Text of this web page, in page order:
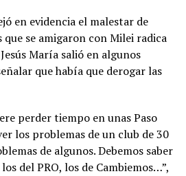
en evidencia el malestar de
se amigaron con Milei radica
María salió en algunos
que había que derogar las
perder tiempo en unas Paso
los problemas de un club de 30
de algunos. Debemos saber
del PRO, los de Cambiemos…”,